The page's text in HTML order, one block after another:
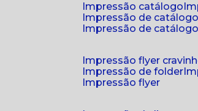
impressão catálogo
impressão de
impressão de
impressão flyer
impressão de folder
impressão flyer